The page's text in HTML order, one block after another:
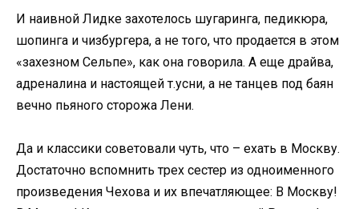
И наивной Лидке захотелось шугаринга, педикюра,
шопинга и чизбургера, а не того, что продается в этом
«захезном Сельпе», как она говорила. А еще драйва,
адреналина и настоящей т.усни, а не танцев под баян
вечно пьяного сторожа Лени.
Да и классики советовали чуть, что – ехать в Москву.
Достаточно вспомнить трех сестер из одноименного
произведения Чехова и их впечатляющее: В Москву!